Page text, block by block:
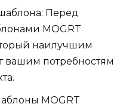
Перед
MOGRT
наилучшим
вашим потребностям
MOGRT